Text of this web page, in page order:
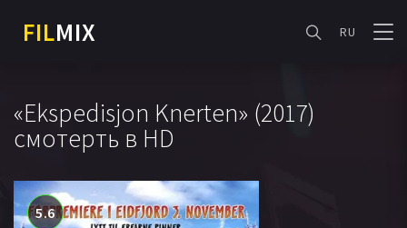
FILMIX RU
«Ekspedisjon Knerten» (2017)
смотерть в HD
5.6